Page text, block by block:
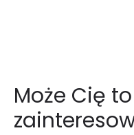
Może Cię